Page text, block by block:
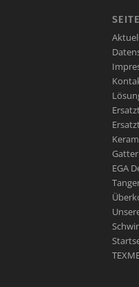
SEITE
Gatter
EGA